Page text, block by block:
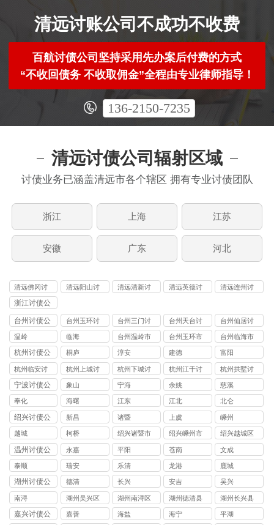
清远讨账公司不成功不收费
百航讨债公司坚持采用先办案后付费的方式
“不收回债务 不收取佣金”全程由专业律师指导！
136-2150-7235
清远讨债公司辐射区域
讨债业务已涵盖清远市各个辖区 拥有专业讨债团队
浙江 上海 江苏
安徽 广东 河北
清远佛冈讨
债
清远阳山讨
清远清新讨
清远英德讨
清远连州讨
浙江讨债公
司
台州讨债公
司
台州玉环讨
债公司
台州三门讨
债公司
台州天台讨
债公司
台州仙居讨
债公司
温岭 临海
台州温岭市
讨债公司
台州玉环市
讨债公司
台州临海市
讨债公司
杭州讨债公
司
桐庐 淳安 建德 富阳
杭州临安讨
债公司
杭州上城讨
债公司
杭州下城讨
债公司
杭州江干讨
债公司
杭州拱墅讨
债公司
宁波讨债公
司
象山 宁海 余姚 慈溪
奉化 海曙 江东 江北 北仑
绍兴讨债公
司
新昌 诸暨 上虞 嵊州
越城 柯桥
绍兴诸暨市
讨债公司
绍兴嵊州市
讨债公司
绍兴越城区
讨债公司
温州讨债公
司
永嘉 平阳 苍南 文成
泰顺 瑞安 乐清 龙港 鹿城
湖州讨债公
司
德清 长兴 安吉 吴兴
南浔
湖州吴兴区
讨债公司
湖州南浔区
讨债公司
湖州德清县
讨债公司
湖州长兴县
讨债公司
嘉兴讨债公
嘉善 海盐 海宁 平湖